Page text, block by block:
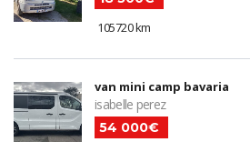
105720 km
van mini camp bavaria
isabelle perez
54 000€